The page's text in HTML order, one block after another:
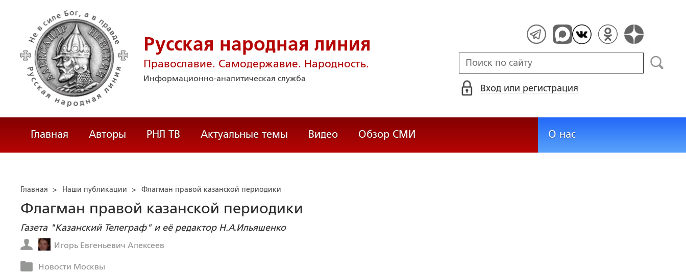
Русская народная линия
Православие. Самодержавие. Народность.
Информационно-аналитическая служба
Вход или регистрация
Главная Авторы РНЛ ТВ Актуальные темы Видео Обзор СМИ О нас
Главная > Наши публикации > Флагман правой казанской периодики
Флагман правой казанской периодики
Газета "Казанский Телеграф" и её редактор Н.А.Ильяшенко
Игорь Евгеньевич Алексеев
Новости Москвы